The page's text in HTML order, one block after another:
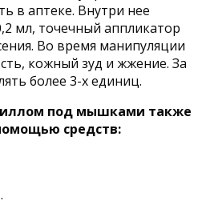
в аптеке. Внутри нее
мл, точечный аппликатор
Во время манипуляции
кожный зуд и жжение. За
более 3-х единиц.
под мышками также
средств: